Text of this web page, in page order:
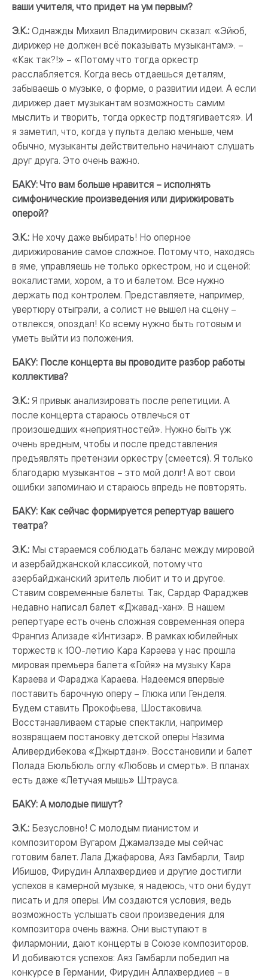
ваши учителя, что придет на ум первым?
Э.К.: Однажды Михаил Владимирович сказал: «Эйюб,
дирижер не должен всё показывать музыкантам». –
«Как так?!» – «Потому что тогда оркестр
расслабляется. Когда весь отдаешься деталям,
забываешь о музыке, о форме, о развитии идеи. А если
дирижер дает музыкантам возможность самим
мыслить и творить, тогда оркестр подтягивается». И
я заметил, что, когда у пульта делаю меньше, чем
обычно, музыканты действительно начинают слушать
друг друга. Это очень важно.
БАКУ: Что вам больше нравится – исполнять
симфонические произведения или дирижировать
оперой?
Э.К.: Не хочу даже выбирать! Но оперное
дирижирование самое сложное. Потому что, находясь
в яме, управляешь не только оркестром, но и сценой:
вокалистами, хором, а то и балетом. Все нужно
держать под контролем. Представляете, например,
увертюру отыграли, а солист не вышел на сцену –
отвлекся, опоздал! Ко всему нужно быть готовым и
уметь выйти из положения.
БАКУ: После концерта вы проводите разбор работы
коллектива?
Э.К.: Я привык анализировать после репетиции. А
после концерта стараюсь отвлечься от
произошедших «неприятностей». Нужно быть уж
очень вредным, чтобы и после представления
предъявлять претензии оркестру (смеется). Я только
благодарю музыкантов – это мой долг! А вот свои
ошибки запоминаю и стараюсь впредь не повторять.
БАКУ: Как сейчас формируется репертуар вашего
театра?
Э.К.: Мы стараемся соблюдать баланс между мировой
и азербайджанской классикой, потому что
азербайджанский зритель любит и то и другое.
Ставим современные балеты. Так, Сардар Фараджев
недавно написал балет «Джавад-хан». В нашем
репертуаре есть очень сложная современная опера
Франгиз Ализаде «Интизар». В рамках юбилейных
торжеств к 100-летию Кара Караева у нас прошла
мировая премьера балета «Гойя» на музыку Кара
Караева и Фараджа Караева. Надеемся впервые
поставить барочную оперу – Глюка или Генделя.
Будем ставить Прокофьева, Шостаковича.
Восстанавливаем старые спектакли, например
возвращаем постановку детской оперы Назима
Аливердибекова «Джыртдан». Восстановили и балет
Полада Бюльбюль оглу «Любовь и смерть». В планах
есть даже «Летучая мышь» Штрауса.
БАКУ: А молодые пишут?
Э.К.: Безусловно! С молодым пианистом и
композитором Вугаром Джамалзаде мы сейчас
готовим балет. Лала Джафарова, Аяз Гамбарли, Таир
Ибишов, Фирудин Аллахвердиев и другие достигли
успехов в камерной музыке, я надеюсь, что они будут
писать и для оперы. Им создаются условия, ведь
возможность услышать свои произведения для
композитора очень важна. Они выступают в
филармонии, дают концерты в Союзе композиторов.
И добиваются успехов: Аяз Гамбарли победил на
конкурсе в Германии, Фирудин Аллахвердиев – в